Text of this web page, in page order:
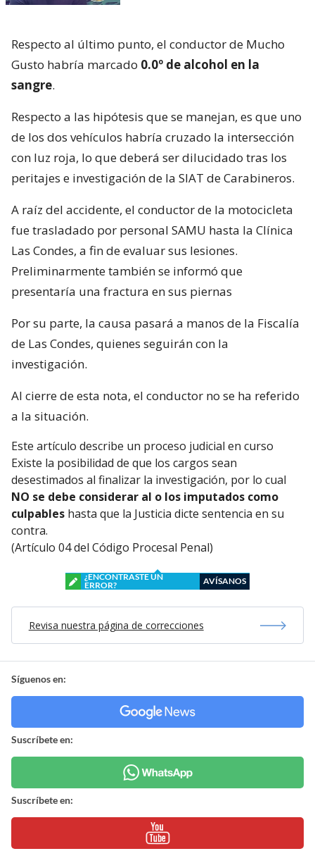
Respecto al último punto, el conductor de Mucho
Gusto habría marcado 0.0º de alcohol en la
sangre.
Respecto a las hipótesis que se manejan, es que uno
de los dos vehículos habría cruzado la intersección
con luz roja, lo que deberá ser dilucidado tras los
peritajes e investigación de la SIAT de Carabineros.
A raíz del accidente, el conductor de la motocicleta
fue trasladado por personal SAMU hasta la Clínica
Las Condes, a fin de evaluar sus lesiones.
Preliminarmente también se informó que
presentaría una fractura en sus piernas
Por su parte, la causa pasará a manos de la Fiscalía
de Las Condes, quienes seguirán con la
investigación.
Al cierre de esta nota, el conductor no se ha referido
a la situación.
Este artículo describe un proceso judicial en curso
Existe la posibilidad de que los cargos sean
desestimados al finalizar la investigación, por lo cual
NO se debe considerar al o los imputados como
culpables hasta que la Justicia dicte sentencia en su
contra.
(Artículo 04 del Código Procesal Penal)
¿ENCONTRASTE UN
ERROR?
AVÍSANOS
Revisa nuestra página de correcciones
Síguenos en:
Suscríbete en:
Suscríbete en: